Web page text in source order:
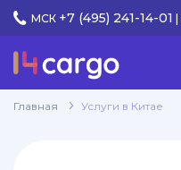
МСК +7 (495) 241-14-01
Главная Услуги в Китае
КАТЕГОРИИ
Услуги
keyboard_arrow_down